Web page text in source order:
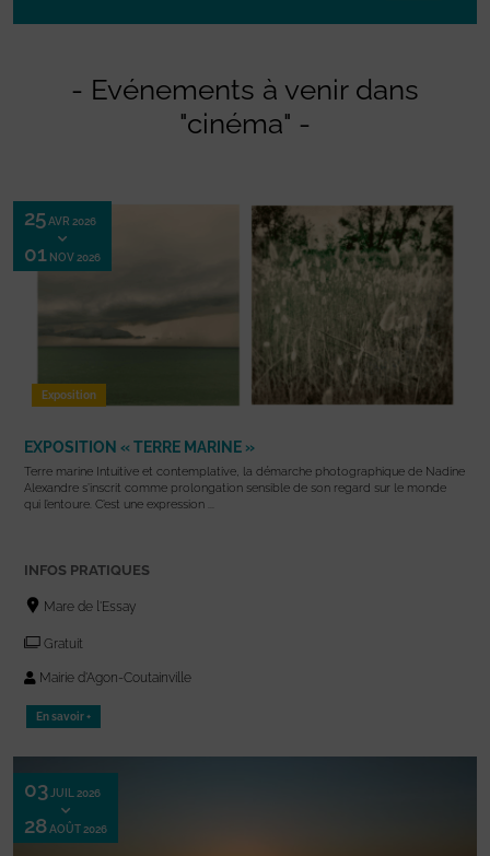
- Evénements à venir dans
"cinéma" -
25 AVR 2026
01 NOV 2026
Exposition
EXPOSITION « TERRE MARINE »
Terre marine Intuitive et contemplative, la démarche photographique de Nadine
Alexandre s’inscrit comme prolongation sensible de son regard sur le monde
qui l’entoure. C’est une expression ...
INFOS PRATIQUES
Mare de l'Essay
Gratuit
Mairie d'Agon-Coutainville
En savoir +
03 JUIL 2026
28 AOÛT 2026